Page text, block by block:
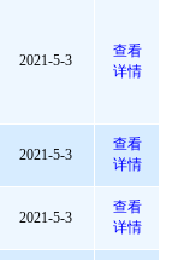
2021-5-3
查看
详情
2021-5-3
查看
详情
2021-5-3
查看
详情